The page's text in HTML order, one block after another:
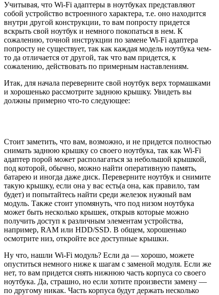
Учитывая, что Wi-Fi адаптеры в ноутбуках представляют
собой устройство встроенного характера, т.е. оно находится
внутри другой конструкции, то вам попросту придется
вскрыть свой ноутбук и немного покопаться в нем. К
сожалению, точной инструкции по замене Wi-Fi адаптера
попросту не существует, так как каждая модель ноутбука чем-
то да отличается от другой, так что вам придется, к
сожалению, действовать по примерным наставлениям.
Итак, для начала переверните свой ноутбук верх тормашками
и хорошенько рассмотрите заднюю крышку. Увидеть вы
должны примерно что-то следующее:
Стоит заметить, что вам, возможно, и не придется полностью
снимать заднюю крышку со своего ноутбука, так как Wi-Fi
адаптер порой может располагаться за небольшой крышкой,
под которой, обычно, можно найти оперативную память,
батарею и иногда даже диск. Переверните ноутбук и снимите
такую крышку, если она у вас есть(а она, как правило, там
будет) и попытайтесь найти среди железок нужный вам
модуль. Также стоит упомянуть, что под низом ноутбука
может быть несколько крышек, открыв которые можно
получить доступ к различным элементам устройства,
например, RAM или HDD/SSD. В общем, хорошенько
осмотрите низ, откройте все доступные крышки.
Ну что, нашли Wi-Fi модуль? Если да — хорошо, можете
опуститься немного ниже к шагам с заменой модуля. Если же
нет, то вам придется снять нижнюю часть корпуса со своего
ноутбука. Да, страшно, но если хотите произвести замену —
по другому никак. Часть корпуса будут держать несколько